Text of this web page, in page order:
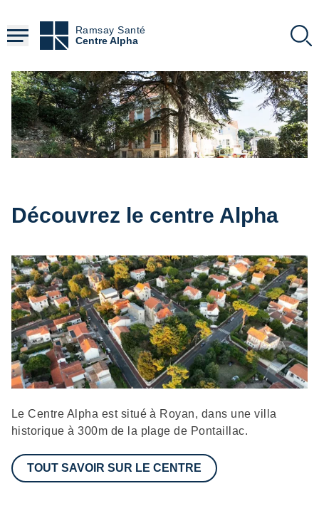
contenu
principal
Ramsay Santé
Centre Alpha
Découvrez le centre Alpha
Description
Le Centre Alpha est situé à Royan, dans une villa
historique à 300m de la plage de Pontaillac.
TOUT SAVOIR SUR LE CENTRE